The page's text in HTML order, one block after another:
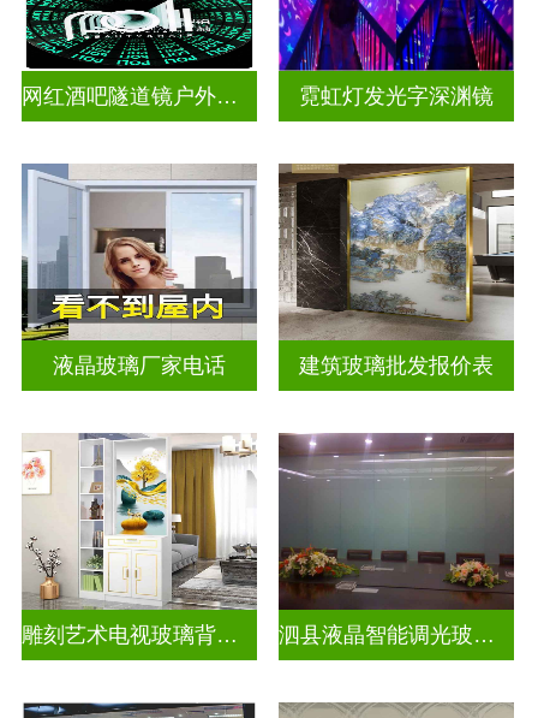
网红酒吧隧道镜户外门头招牌深渊镜千层镜 霓虹灯发光字深渊镜
液晶玻璃厂家电话 建筑玻璃批发报价表
雕刻艺术电视玻璃背景墙 泗县液晶智能调光玻璃定做电话